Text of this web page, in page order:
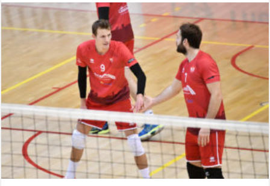
–
Jeroen
Oprins
(Brabo
Antwerpen):
”Druk
is
er
altijd”